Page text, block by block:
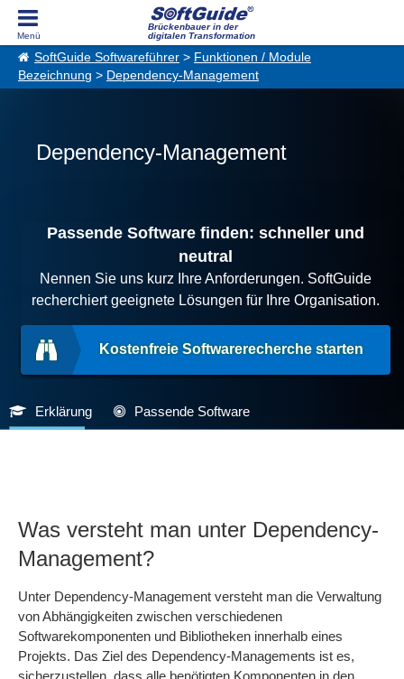
Brückenbauer in der
digitalen Transformation
SoftGuide Softwareführer > Funktionen / Module
Bezeichnung > Dependency-Management
Dependency-Management
Passende Software finden: schneller und
neutral
Nennen Sie uns kurz Ihre Anforderungen. SoftGuide
recherchiert geeignete Lösungen für Ihre Organisation.
Kostenfreie Softwarerecherche starten
Erklärung Passende Software
Was versteht man unter Dependency-
Management?
Unter Dependency-Management versteht man die Verwaltung
von Abhängigkeiten zwischen verschiedenen
Softwarekomponenten und Bibliotheken innerhalb eines
Projekts. Das Ziel des Dependency-Managements ist es,
sicherzustellen, dass alle benötigten Komponenten in den